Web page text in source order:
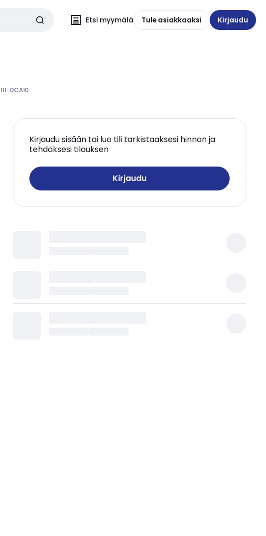
Etsi myymälä Tule asiakkaaksi Kirjaudu
0CA10
Kirjaudu sisään tai luo tili tarkistaaksesi hinnan ja
tehdäksesi tilauksen
Kirjaudu